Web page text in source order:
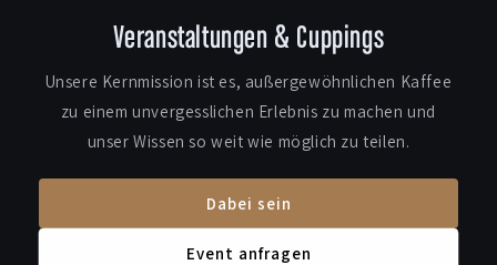
Veranstaltungen & Cuppings
Unsere Kernmission ist es, außergewöhnlichen Kaffee
zu einem unvergesslichen Erlebnis zu machen und
unser Wissen so weit wie möglich zu teilen.
Dabei sein
Event anfragen